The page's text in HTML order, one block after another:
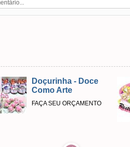
Doçurinha - Doce
Como Arte
FAÇA SEU ORÇAMENTO